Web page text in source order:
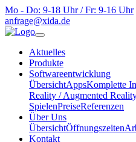
Mo - Do: 9-18 Uhr / Fr: 9-16 Uhr
anfrage@xida.de
Aktuelles
Produkte
Softwareentwicklung
ÜbersichtAppsKomplette
Reality / Augmented
SpielenPreiseReferenzen
Über Uns
ÜbersichtÖffnungszeiten
Kontakt